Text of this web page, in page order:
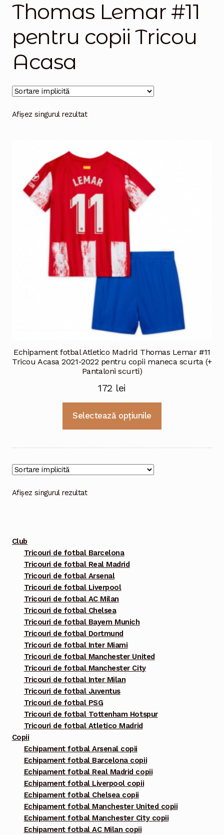
Thomas Lemar #11
pentru copii Tricou
Acasa
Afișez singurul rezultat
Echipament fotbal Atletico Madrid Thomas Lemar #11
Tricou Acasa 2021-2022 pentru copii maneca scurta (+
Pantaloni scurti)
172 lei
Selectează opțiunile
mai
Afișez singurul rezultat
Club
Tricouri de fotbal Barcelona
Tricouri de fotbal Real Madrid
Tricouri de fotbal Arsenal
Tricouri de fotbal Liverpool
Tricouri de fotbal AC Milan
Tricouri de fotbal Chelsea
Tricouri de fotbal Bayern Munich
Tricouri de fotbal Dortmund
Tricouri de fotbal Inter Miami
Tricouri de fotbal Manchester United
Tricouri de fotbal Manchester City
Tricouri de fotbal Inter Milan
Tricouri de fotbal Juventus
Tricouri de fotbal PSG
Tricouri de fotbal Tottenham Hotspur
Tricouri de fotbal Atletico Madrid
Copii
Echipament fotbal Arsenal copii
Echipament fotbal Barcelona copii
Echipament fotbal Real Madrid copii
Echipament fotbal Liverpool copii
Echipament fotbal Chelsea copii
Echipament fotbal Manchester United copii
Echipament fotbal Manchester City copii
Echipament fotbal AC Milan copii